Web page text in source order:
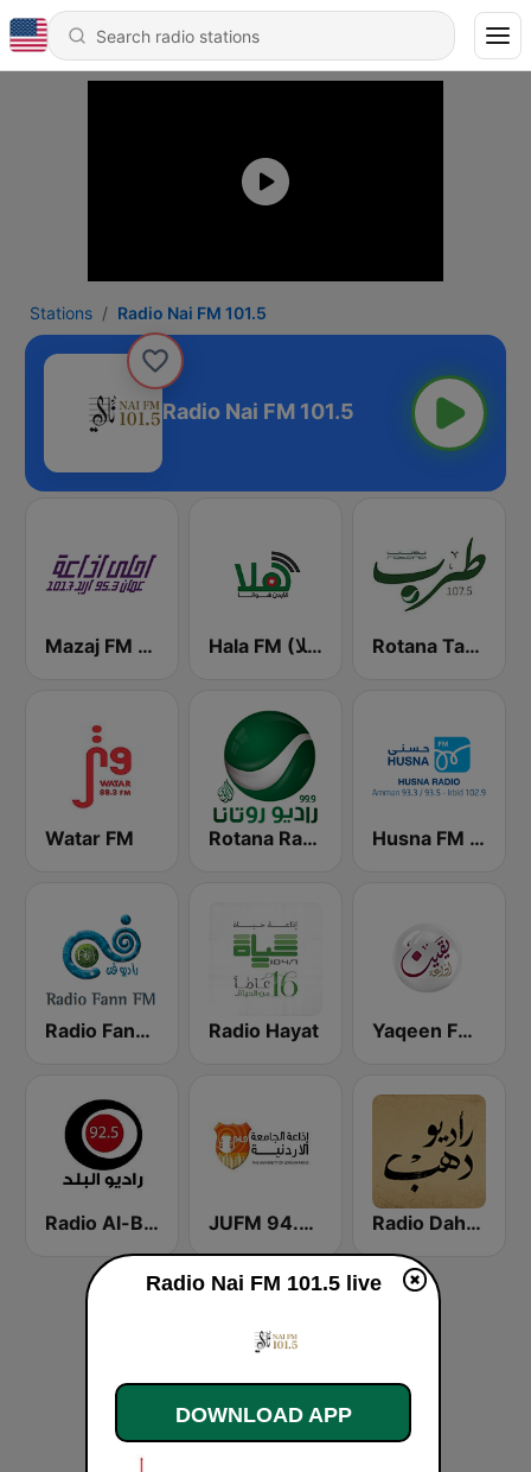
Stations Radio Nai FM 101.5
Radio Nai FM 101.5
Mazaj FM (مزاج إف إم) Hala FM (راديو هلا) Rotana Tarab Jordan ( راديو روتانا طرب الاردن)
Watar FM Rotana Radio (راديو روتانا) Husna FM (حسنى)
Radio Fann (راديو فن) Radio Hayat Yaqeen FM 103.7 (يقين)
Radio Al-Balad 92.5 (راديو البلد) JUFM 94.9 (إذاعة الجامعة الأردنية) Radio Dahab - راديو دهب
Radio Nai FM 101.5 live
DOWNLOAD APP